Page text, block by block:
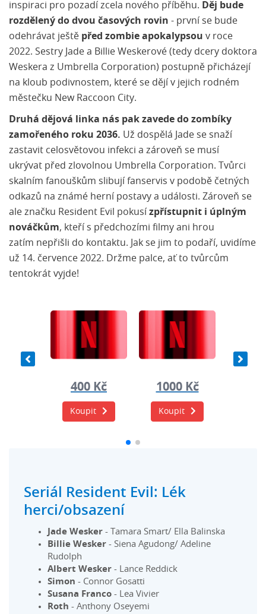
inspiraci pro pozadí zcela nového příběhu. Děj bude
rozdělený do dvou časových rovin - první se bude
odehrávat ještě před zombie apokalypsou v roce
2022. Sestry Jade a Billie Weskerové (tedy dcery doktora
Weskera z Umbrella Corporation) postupně přicházejí
na kloub podivnostem, které se dějí v jejich rodném
městečku New Raccoon City.
Druhá dějová linka nás pak zavede do zombíky
zamořeného roku 2036. Už dospělá Jade se snaží
zastavit celosvětovou infekci a zároveň se musí
ukrývat před zlovolnou Umbrella Corporation. Tvůrci
skalním fanouškům slibují fanservis v podobě četných
odkazů na známé herní postavy a události. Zároveň se
ale značku Resident Evil pokusí zpřístupnit i úplným
nováčkům, kteří s předchozími filmy ani hrou
zatím nepřišli do kontaktu. Jak se jim to podaří, uvidíme
už 14. července 2022. Držme palce, ať to tvůrcům
tentokrát vyjde!
400 Kč
Koupit
1000 Kč
Koupit
Seriál Resident Evil: Lék
herci/obsazení
Jade Wesker - Tamara Smart/ Ella Balinska
Billie Wesker - Siena Agudong/ Adeline
Rudolph
Albert Wesker - Lance Reddick
Simon - Connor Gosatti
Susana Franco - Lea Vivier
Roth - Anthony Oseyemi